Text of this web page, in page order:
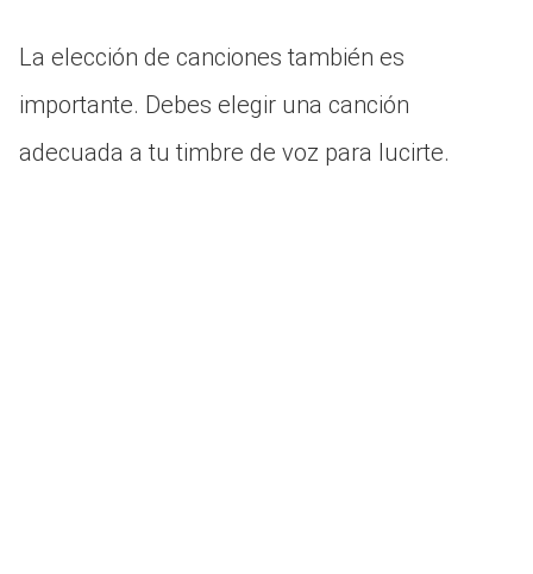
La elección de canciones también es
importante. Debes elegir una canción
adecuada a tu timbre de voz para lucirte.